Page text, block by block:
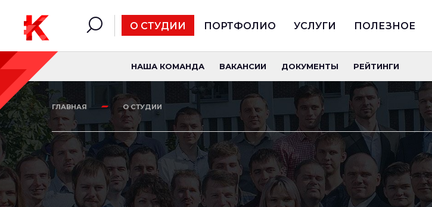
О СТУДИИ ПОРТФОЛИО УСЛУГИ ПОЛЕЗНОЕ
НАША КОМАНДА ВАКАНСИИ ДОКУМЕНТЫ РЕЙТИНГИ
ГЛАВНАЯ О СТУДИИ